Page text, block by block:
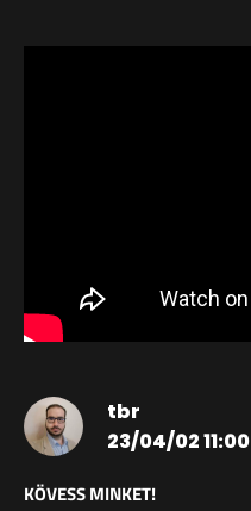
tbr
23/04/02 11:00
KÖVESS MINKET!